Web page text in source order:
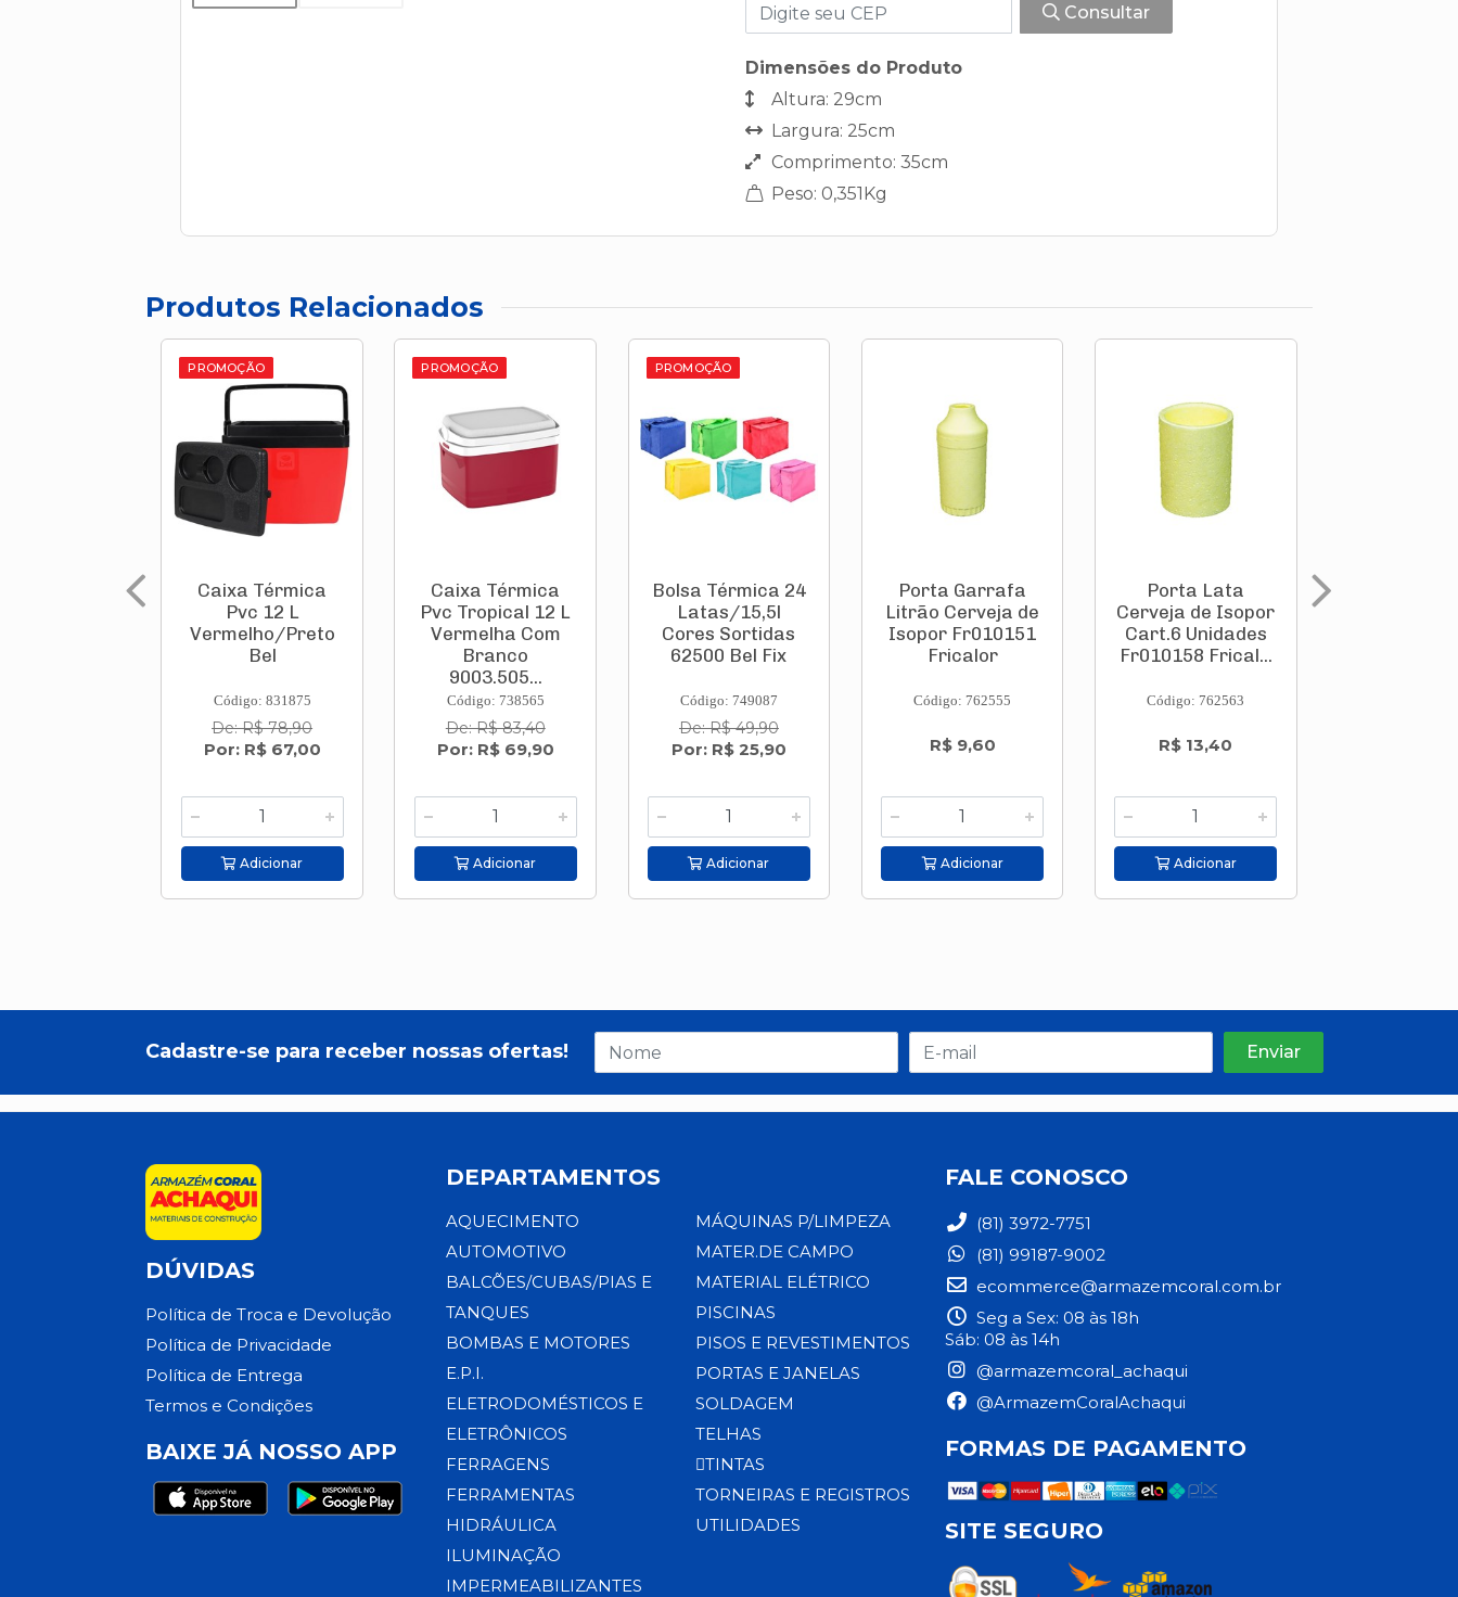
Consultar
Dimensões do Produto
Altura: 29cm
Largura: 25cm
Comprimento: 35cm
Peso: 0,351Kg
Produtos Relacionados
PROMOÇÃO
Caixa Térmica
Pvc 12 L
Vermelho/Preto
Bel
Código: 831875
De: R$ 78,90
Por: R$ 67,00
Adicionar
PROMOÇÃO
Caixa Térmica
Pvc Tropical 12 L
Vermelha Com
Branco
9003.505...
Código: 738565
De: R$ 83,40
Por: R$ 69,90
Adicionar
PROMOÇÃO
Bolsa Térmica 24
Latas/15,5l
Cores Sortidas
62500 Bel Fix
Código: 749087
De: R$ 49,90
Por: R$ 25,90
Adicionar
Porta Garrafa
Litrão Cerveja de
Isopor Fr010151
Fricalor
Código: 762555
R$ 9,60
Adicionar
Porta Lata
Cerveja de Isopor
Cart.6 Unidades
Fr010158 Frical...
Código: 762563
R$ 13,40
Adicionar
Cadastre-se para receber nossas ofertas!
DÚVIDAS
Política de Troca e Devolução
Política de Privacidade
Política de Entrega
Termos e Condições
BAIXE JÁ NOSSO APP
DEPARTAMENTOS
AQUECIMENTO
AUTOMOTIVO
BALCÕES/CUBAS/PIAS E
TANQUES
BOMBAS E MOTORES
E.P.I.
ELETRODOMÉSTICOS E
ELETRÔNICOS
FERRAGENS
FERRAMENTAS
HIDRÁULICA
ILUMINAÇÃO
IMPERMEABILIZANTES
MÁQUINAS P/LIMPEZA
MATER.DE CAMPO
MATERIAL ELÉTRICO
PISCINAS
PISOS E REVESTIMENTOS
PORTAS E JANELAS
SOLDAGEM
TELHAS
TINTAS
TORNEIRAS E REGISTROS
UTILIDADES
FALE CONOSCO
(81) 3972-7751
(81) 99187-9002
ecommerce@armazemcoral.com.br
Seg a Sex: 08 às 18h
Sáb: 08 às 14h
@armazemcoral_achaqui
@ArmazemCoralAchaqui
FORMAS DE PAGAMENTO
SITE SEGURO